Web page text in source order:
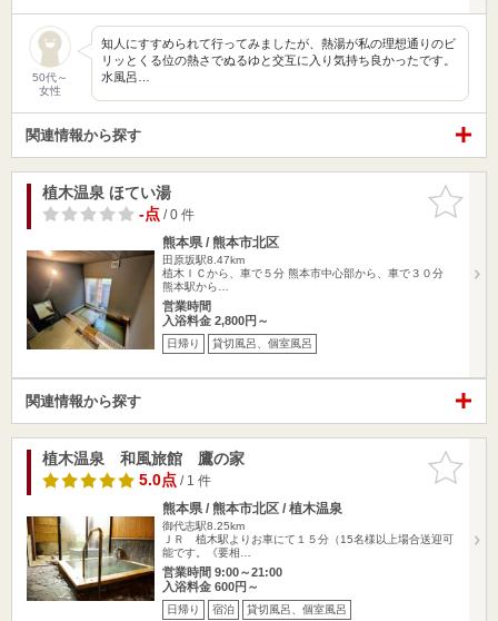
50代～
女性
知人にすすめられて行ってみましたが、熱湯が私の理想通りのビ
リッとくる位の熱さでぬるゆと交互に入り気持ち良かったです。
水風呂…
関連情報から探す
お気に入
りに追加
植木温泉 ほてい湯
-点/ 0 件
熊本県 / 熊本市北区
田原坂駅8.47km
植木ＩＣから、車で５分 熊本市中心部から、車で３０分
熊本駅から…
営業時間
入浴料金 2,800円～
日帰り 貸切風呂、個室風呂
関連情報から探す
お気に入
りに追加
植木温泉 和風旅館 鷹の家
5.0点/ 1 件
熊本県 / 熊本市北区 / 植木温泉
御代志駅8.25km
ＪＲ 植木駅よりお車にて１５分（15名様以上場合送迎可
能です。《要相…
営業時間 9:00～21:00
入浴料金 600円～
日帰り 宿泊 貸切風呂、個室風呂